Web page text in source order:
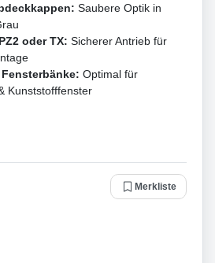
Saubere Optik in
oder TX: Sicherer Antrieb für
Optimal für
Kunststofffenster
Merkliste